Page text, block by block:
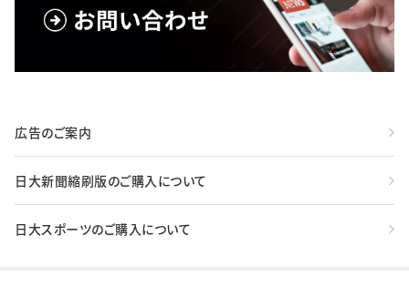
広告のご案内
日大新聞縮刷版のご購入について
日大スポーツのご購入について